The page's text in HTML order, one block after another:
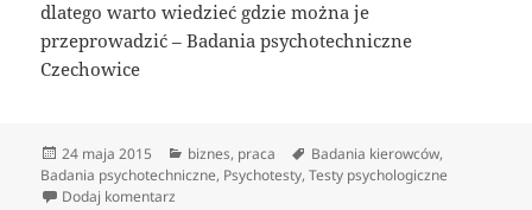
dlatego warto wiedzieć gdzie można je
przeprowadzić – Badania psychotechniczne
Czechowice
Data
publikacji
24 maja 2015 Kategorie
biznes, praca Tagi
Badania kierowców,
Badania psychotechniczne, Psychotesty,Testy psychologiczne
Dodaj komentarz